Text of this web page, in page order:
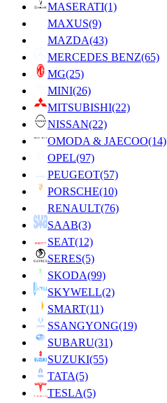
MASERATI(1)
MAXUS(9)
MAZDA(43)
MERCEDES BENZ(65)
MG(25)
MINI(26)
MITSUBISHI(22)
NISSAN(22)
OMODA & JAECOO(14)
OPEL(97)
PEUGEOT(57)
PORSCHE(10)
RENAULT(76)
SAAB(3)
SEAT(12)
SERES(5)
SKODA(99)
SKYWELL(2)
SMART(11)
SSANGYONG(19)
SUBARU(31)
SUZUKI(55)
TATA(5)
TESLA(5)